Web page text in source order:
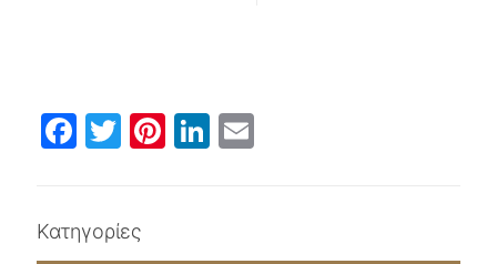
Facebook
Twitter
Pinterest
LinkedIn
Κατηγορίες